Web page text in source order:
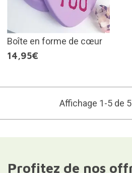
Boîte en forme de cœur
14,95€
Affichage 1-5 de
Profitez de nos